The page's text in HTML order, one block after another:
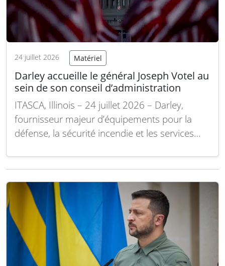
24 juillet 2026 Matériel
Darley accueille le général Joseph Votel au
sein de son conseil d’administration
ITASCA, Illinois – 24 juillet 2026 – Darley,
fournisseur majeur d’équipements pour la
défense, la sécurité incendie et les services
nomination du général (R) Joseph L. Votel au
général Votel apporte une expérience
exceptionnelle en matière de commandement
militaire,…
Lire la suite